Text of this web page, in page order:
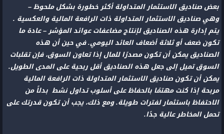
بعض صناديق الاستثمار المتداولة أكثر خطورة بشكل ملحوظ –
وهي صناديق الاستثمار المتداولة ذات الرافعة المالية والعكسية .
يتم إدارة هذه الصناديق لإنتاج مضاعفات عوائد المؤشر – عادة ما
تكون ضعف أو ثلاثة أضعاف العائد اليومي. في حين أن هذه
الصناديق يمكن أن تكون مصدرًا للمال إذا تعاون السوق، فإن تقلبات
السوق تميل إلى جعل هذه الصناديق أقل ربحية على المدى الطويل.
يمكن أن تكون صناديق الاستثمار المتداولة ذات الرافعة المالية
مربحة إذا كنت مهتمًا بالحفاظ على أسلوب تداول نشط بدلاً من
الاحتفاظ باستثمار لفترات طويلة. ومع ذلك، يجب أن تكون قدرتك على
تحمل المخاطر عالية جدًا.